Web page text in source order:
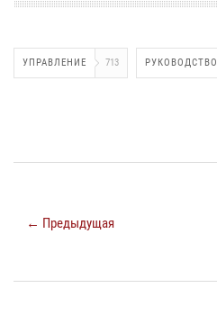
УПРАВЛЕНИЕ 713 РУКОВОДСТВО
← Предыдущая